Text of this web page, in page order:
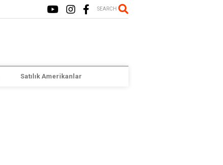
SEARCH
Satılık Amerikanlar